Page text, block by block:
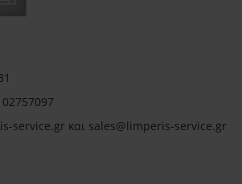
service.gr και sales@limperis-service.gr